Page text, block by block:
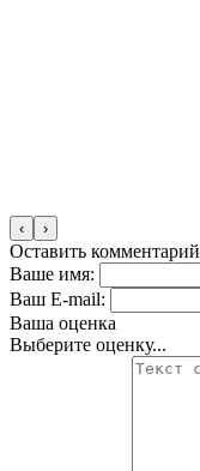
‹ ›
Оставить комментарий
Ваше имя:
Ваш E-mail:
Ваша оценка
Выберите оценку...